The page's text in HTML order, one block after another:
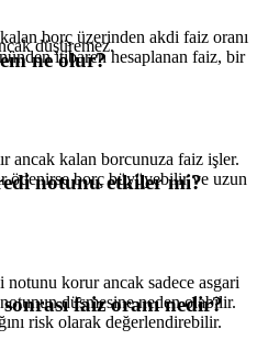
düşüremez.
borç üzerinden akdi faiz oranı
itibaren hesaplanan faiz, bir
ne olur?
ancak kalan borcunuza faiz işler.
ödenirse borç büyüyebilir ve uzun
notunu etkiler mi?
korur ancak sadece asgari
düşmesine neden olabilir.
risk olarak değerlendirebilir.
faiz oranı nedir?